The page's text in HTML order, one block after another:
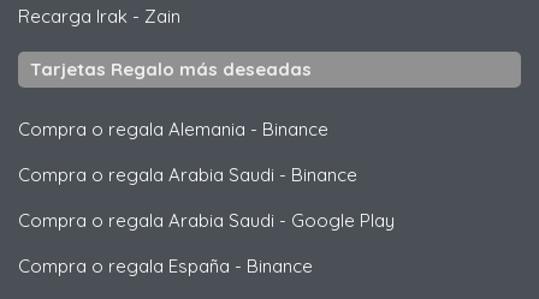
Recarga Irak - Zain
Tarjetas Regalo más deseadas
Compra o regala Alemania - Binance
Compra o regala Arabia Saudi - Binance
Compra o regala Arabia Saudi - Google Play
Compra o regala España - Binance